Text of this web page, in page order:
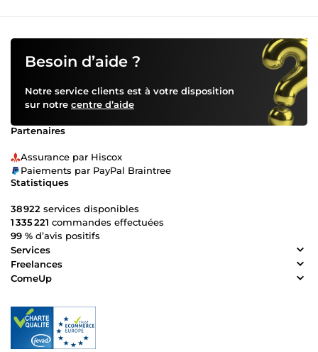
Besoin d’aide ?
Notre service clients est à votre disposition
sur notre centre d’aide
Partenaires
Assurance par Hiscox
Paiements par PayPal Braintree
Statistiques
38 922 services disponibles
1 335 221 commandes effectuées
99 % d’avis positifs
Services
Freelances
ComeUp